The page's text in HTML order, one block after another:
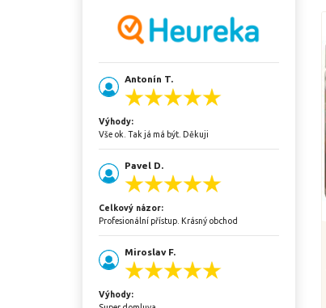
Antonín T.
Výhody:
Vše ok. Tak já má být. Děkuji
Pavel D.
Celkový názor:
Profesionální přístup. Krásný obchod
Miroslav F.
Výhody: